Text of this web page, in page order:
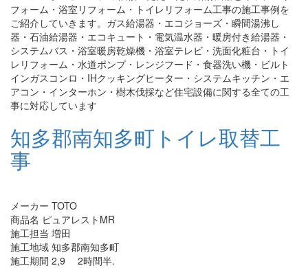
フォーム・浴室リフォーム・トイレリフォーム工事の施工事例を
ご紹介していきます。ガス給湯器・エコジョーズ・瞬間湯沸し
器・石油給湯器・エコキュート・電気温水器・暖房付き給湯器・
システムバス・浴室暖房乾燥機・浴室テレビ・洗面化粧台・トイ
レリフォーム・水道ポンプ・レンジフード・食器洗い機・ビルト
インガスコンロ・IHクッキングヒーター・システムキッチン・エ
アコン・インターホン・樹木伐採など住宅設備に関する全ての工
事に対応しています
知多郡南知多町トイレ取替工
事
メーカー TOTO
商品名 ピュアレストMR
施工担当 増田
施工地域 知多郡南知多町
施工期間 2,9 2時間半.